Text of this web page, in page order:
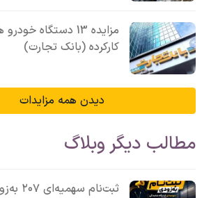
مزایده 13 دستگاه
کارکرده (بانک تجارت)
دیدن همه مزایدات
مطالب دیگر وبلاگ
ثبت‌نام سهمیه‌ای ۲۰۷ به‌زودی